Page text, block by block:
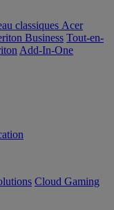
classiques Acer
Business Tout-en-
Add-In-One
Cloud Gaming